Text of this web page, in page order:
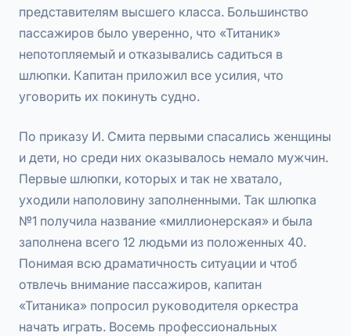
представителям высшего класса. Большинство
пассажиров было уверенно, что «Титаник»
непотопляемый и отказывались садиться в
шлюпки. Капитан приложил все усилия, что
уговорить их покинуть судно.
По приказу И. Смита первыми спасались женщины
и дети, но среди них оказывалось немало мужчин.
Первые шлюпки, которых и так не хватало,
уходили наполовину заполненными. Так шлюпка
№1 получила название «миллионерская» и была
заполнена всего 12 людьми из положенных 40.
Понимая всю драматичность ситуации и чтоб
отвлечь внимание пассажиров, капитан
«Титаника» попросил руководителя оркестра
начать играть. Восемь профессиональных